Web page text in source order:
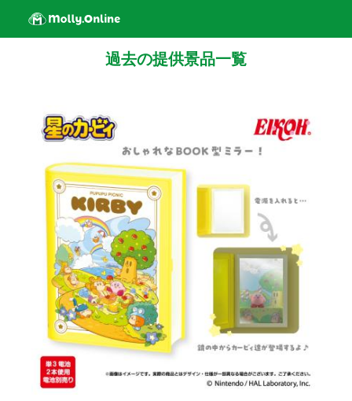
過去の提供景品一覧